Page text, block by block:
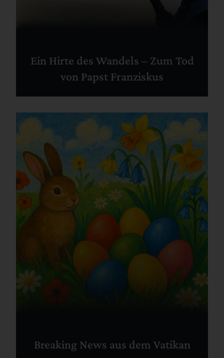
Ein Hirte des Wandels – Zum Tod
von Papst Franziskus
Breaking News aus dem Vatikan